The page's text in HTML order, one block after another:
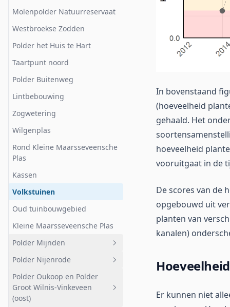
Molenpolder Natuurreservaat
Westbroekse Zodden
Polder het Huis te Hart
Taartpunt noord
Polder Buitenweg
Lintbebouwing
Zogwetering
Wilgenplas
Rond Kleine Maarsseveensche
Plas
Kassen
Volkstuinen
Oud tuinbouwgebied
Kleine Maarsseveensche Plas
Polder Mijnden
Geheel afwateringsgebied
Polder Mijnden west
Polder Mijnden oost
Polder Nijenrode
Geheel afwateringsgebied
Landelijk gebied
Polder Oukoop en Polder
Groot Wilnis-Vinkeveen
(oost)
In bovenstaand
(hoeveelheid
gehaald. Het
hoeveelheid
vooruitgaat in de
De scores van de
opgebouwd uit
planten van
kanalen)
Er kunnen niet